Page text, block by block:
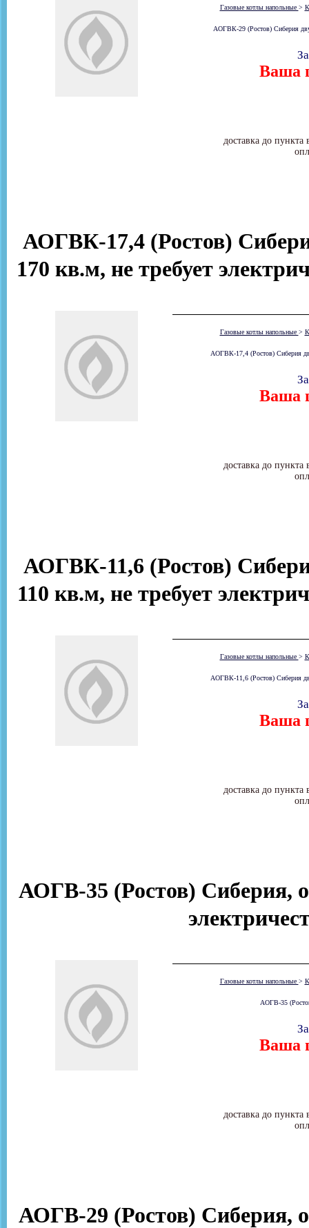
Газовые котлы напольные >
АОГВК-29 (Ростов) Сиберия
Ваша
доставка до
АОГВК-17,4 (Ростов)
170 кв.м, не требует
Газовые котлы напольные >
АОГВК-17,4 (Ростов) Сиберия
Ваша
доставка до
АОГВК-11,6 (Ростов)
110 кв.м, не требует
Газовые котлы напольные >
АОГВК-11,6 (Ростов) Сиберия
Ваша
доставка до
АОГВ-35 (Ростов) Сиберия,
Газовые котлы напольные >
АОГВ-35
Ваша
доставка до
АОГВ-29 (Ростов) Сиберия,